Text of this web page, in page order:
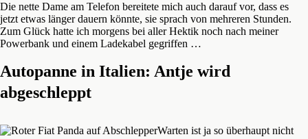
Die nette Dame am Telefon bereitete mich auch darauf vor, dass es
jetzt etwas länger dauern könnte, sie sprach von mehreren Stunden.
Zum Glück hatte ich morgens bei aller Hektik noch nach meiner
Powerbank und einem Ladekabel gegriffen …
Autopanne in Italien: Antje wird
abgeschleppt
Warten ist ja so überhaupt nicht